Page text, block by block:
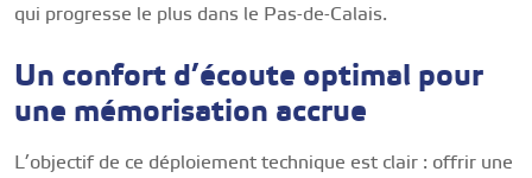
qui progresse le plus dans le Pas-de-Calais.
Un confort d’écoute optimal pour
une mémorisation accrue
L’objectif de ce déploiement technique est clair : offrir une